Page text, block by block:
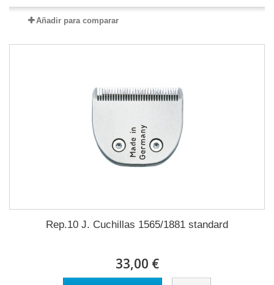
Añadir para comparar
Rep.10 J. Cuchillas 1565/1881 standard
33,00 €